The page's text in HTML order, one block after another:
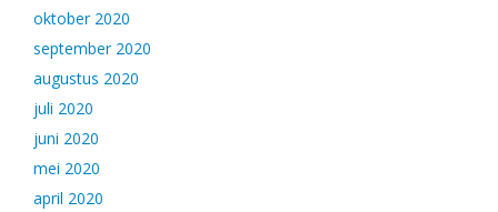
oktober 2020
september 2020
augustus 2020
juli 2020
juni 2020
mei 2020
april 2020